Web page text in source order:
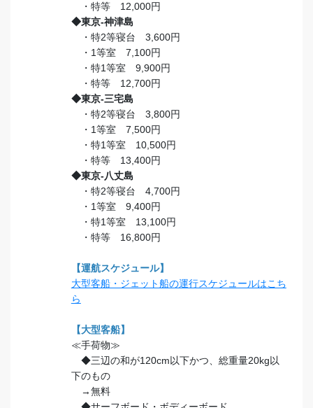
・特等 12,000円
◆東京-神津島
・特2等寝台 3,600円
・1等室 7,100円
・特1等室 9,900円
・特等 12,700円
◆東京-三宅島
・特2等寝台 3,800円
・1等室 7,500円
・特1等室 10,500円
・特等 13,400円
◆東京-八丈島
・特2等寝台 4,700円
・1等室 9,400円
・特1等室 13,100円
・特等 16,800円
【運航スケジュール】
大型客船・ジェット船の運行スケジュールはこち
ら
【大型客船】
≪手荷物≫
◆三辺の和が120cm以下かつ、総重量20kg以
下のもの
→無料